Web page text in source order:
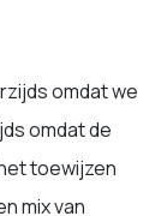
omdat we
omdat de
toewijzen
mix van